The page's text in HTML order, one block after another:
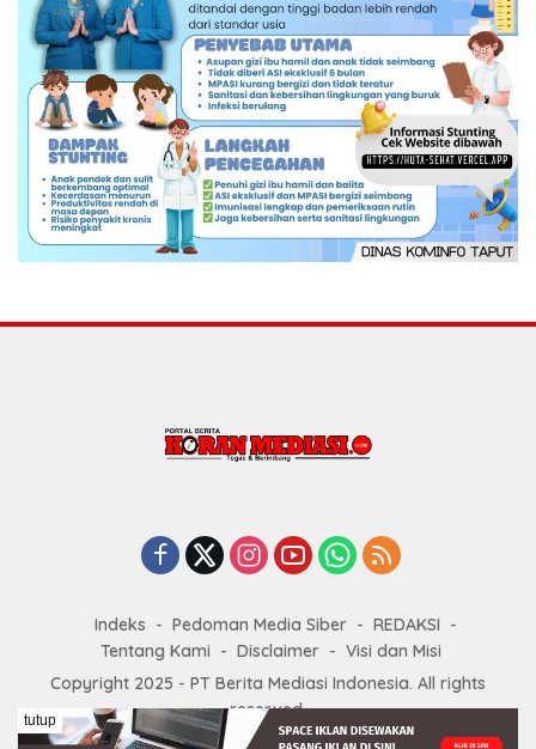
Indeks Pedoman Media Siber
REDAKSI
Tentang Kami
Disclaimer
Visi dan Misi
Copyright 2025 - PT Berita Mediasi Indonesia. All rights
reserved.
tutup